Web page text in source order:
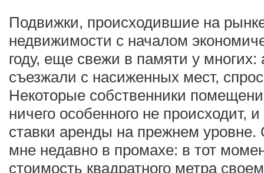
Подвижки, происходившие на
недвижимости с началом
году, еще свежи в памяти у
съезжали с насиженных мест,
Некоторые собственники
ничего особенного не происходит,
ставки аренды на прежнем уровне.
мне недавно в промахе: в тот
стоимость квадратного метра